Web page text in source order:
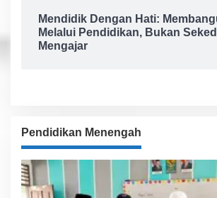
Mendidik Dengan Hati:
Melalui Pendidikan, Bukan
Mengajar
Pendidikan Menengah